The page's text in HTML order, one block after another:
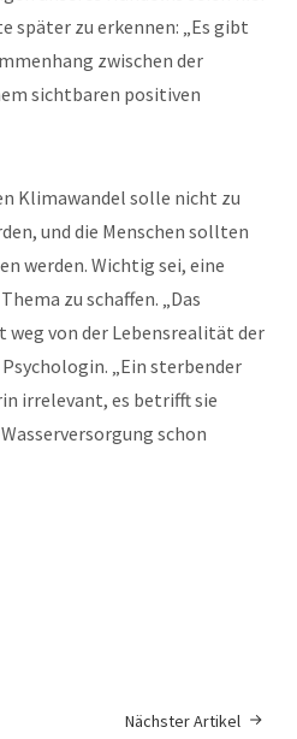
später zu erkennen: „Es gibt
zwischen der
sichtbaren positiven
Klimawandel solle nicht zu
und die Menschen sollten
werden. Wichtig sei, eine
zu schaffen. „Das
von der Lebensrealität der
„Ein sterbender
irrelevant, es betrifft sie
schon
Nächster Artikel